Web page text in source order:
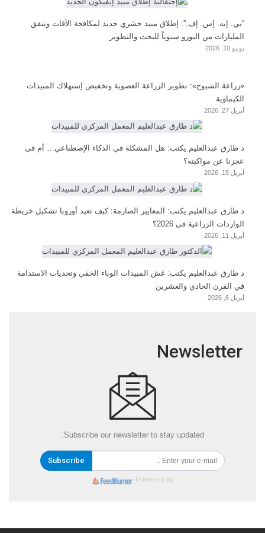
“بي. إيه. إس. إف.”: إطلاق مبيد حشري جديد لمكافحة الآفات وننفق
المليارات من اليورو سنوياً للبحث والتطوير
يونيو 10, 2026
«زراعة الشيوخ»: تطوير الزراعة العضوية وتخفيض إستهلاك المبيدات
الكيماوية
أبريل 27, 2026
د طارق عبدالعليم يكتب: هل المشكلة في الذكاء الإصطناعي… أم في
عجزنا عن مواكبته؟
أبريل 15, 2026
د طارق عبدالعليم يكتب: المعايير الصارمة: كيف تعيد أوروبا تشكيل خريطة
الواردات الزراعية في 2026؟
أبريل 11, 2026
د طارق عبدالعليم يكتب: غش المبيدات الوباء الخفي وتحديات الاستدامة
في القرن الحادي والعشرين
أبريل 6, 2026
Newsletter
Subscribe our newsletter to stay updated.
Subscribe
Powered by